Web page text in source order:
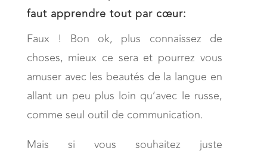
faut apprendre tout par cœur:
Faux ! Bon ok, plus connaissez de
choses, mieux ce sera et pourrez vous
amuser avec les beautés de la langue en
allant un peu plus loin qu’avec le russe,
comme seul outil de communication.
Mais si vous souhaitez juste